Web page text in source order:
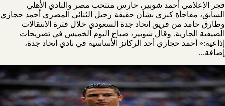
فجر الإعلامي أحمد شوبير، حارس منتخب مصر والنادي الأهلي
السابق، مفاجأة كبرى بشأن حقيقة رحيل الثنائي المصري أحمد حجازي
وطارق حامد من فريق اتحاد جدة السعودي خلال فترة الانتقالات
الصيفية الجارية. وقال شوبير، صباح اليوم الخميس في تصريحات
إذاعية:« أحمد حجازي أحد الركائز الأساسية في نادي اتحاد جدة،
إضافة...